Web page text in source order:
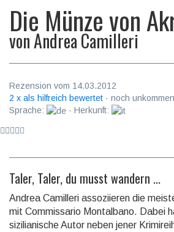
Die Münze von
vonAndrea Camilleri
Rezension vom 14.03.2012
2 x als hilfreich bewertet · noch
Sprache:
· Herkunft:
Taler, Taler, du musst wandern ...
Andrea Camilleri assoziieren die
mit Commissario Montalbano. Dabei
sizilianische Autor neben jener